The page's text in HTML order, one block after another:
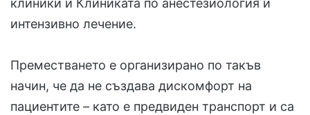
клиники и Клиниката по анестезиология и
интензивно лечение.
Преместването е организирано по такъв
начин, че да не създава дискомфорт на
пациентите – като е предвиден транспорт и са